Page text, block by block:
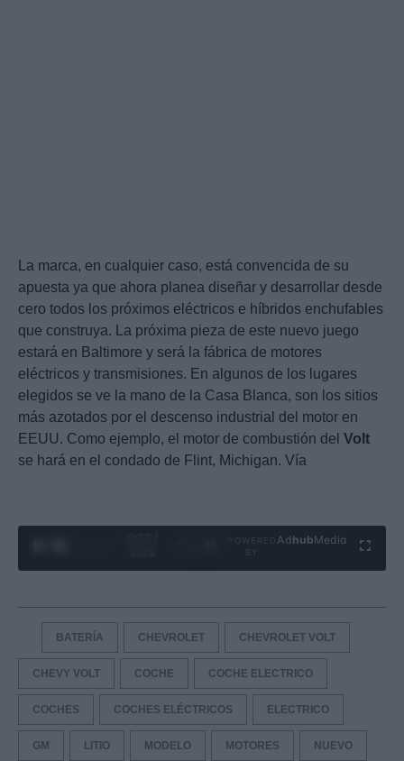
La marca, en cualquier caso, está convencida de su
apuesta ya que ahora planea diseñar y desarrollar desde
cero todos los próximos eléctricos e híbridos enchufables
que construya. La próxima pieza de este nuevo juego
estará en Baltimore y será la fábrica de motores
eléctricos y transmisiones. En algunos de los lugares
elegidos se ve la mano de la Casa Blanca, son los sitios
más azotados por el descenso industrial del motor en
EEUU. Como ejemplo, el motor de combustión del Volt
se hará en el condado de Flint, Michigan. Vía
Ad hubMedia
BATERÍA CHEVROLET CHEVROLET VOLT
CHEVY VOLT COCHE COCHE ELECTRICO
COCHES COCHES ELÉCTRICOS ELECTRICO
GM LITIO MODELO MOTORES NUEVO